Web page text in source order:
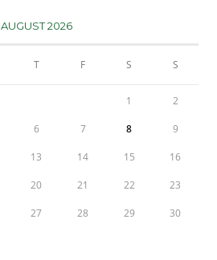
AUGUST 2026
T F S S
1 2
6 7 8 9
13 14 15 16
20 21 22 23
27 28 29 30